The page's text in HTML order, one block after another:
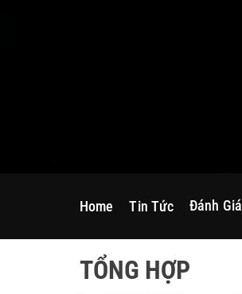
Home Tin Tức Đánh Giá
TỔNG HỢP